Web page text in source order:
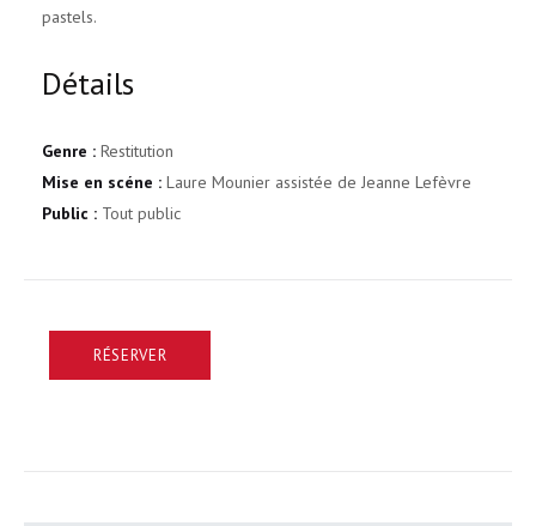
pastels.
Détails
Genre : Restitution
Mise en scéne : Laure Mounier assistée de Jeanne Lefèvre
Public : Tout public
RÉSERVER